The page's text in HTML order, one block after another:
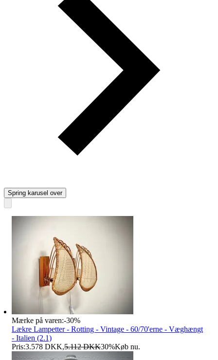
Spring karusel over
Mærke på varen:-30%
Lækre Lampetter - Rotting - Vintage - 60/70'erne - Væghængt
- Italien (2.1)
Pris:3.578 DKK,5.112 DKK30%Køb nu.